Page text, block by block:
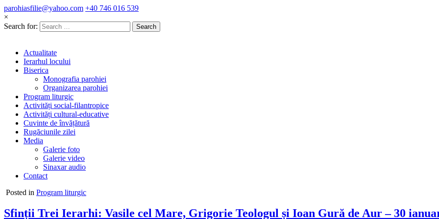
parohiasfilie@yahoo.com +40 746 016 539
×
Search for:
Actualitate
Ierarhul locului
Biserica
Monografia parohiei
Organizarea parohiei
Program liturgic
Activități social-filantropice
Activități cultural-educative
Cuvinte de învățătură
Rugăciunile zilei
Media
Galerie foto
Galerie video
Sinaxar audio
Contact
Posted in Program liturgic
Sfinții Trei Ierarhi: Vasile cel Mare, Grigorie Teologul și Ioan Gură de Aur – 30